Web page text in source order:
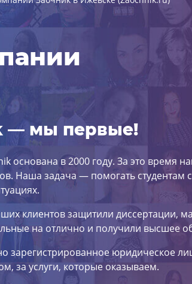
— мы первые!
основана в 2000 году. За это время
Наша задача — помогать
клиентов защитили диссертации,
на отлично и получили высшее
юридическое
за услуги, которые оказываем.